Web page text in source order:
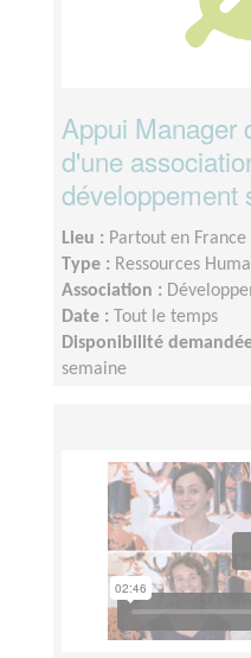
Appui Manager
d'une
développement
Lieu : Partout en France
Type : Ressources
Association :
Date :
Tout le temps
Disponibilité
semaine